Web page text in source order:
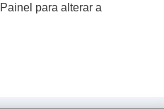
do som usando o
para alterar a